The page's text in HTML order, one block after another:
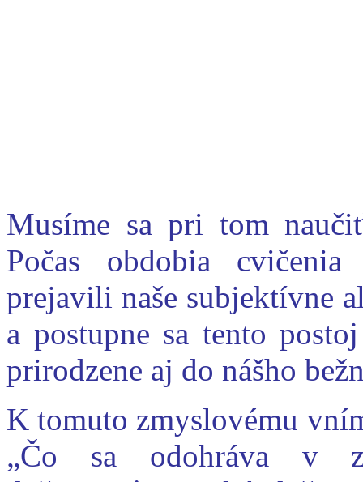
Musíme sa pri tom
Počas obdobia
prejavili naše subjektívne
a postupne sa tento
prirodzene aj do nášho
K tomuto zmyslovému
„Čo sa odohráva v